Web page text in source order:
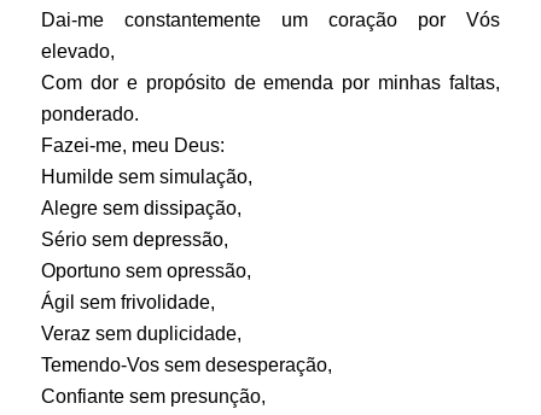
Dai-me constantemente um coração por Vós
elevado,
Com dor e propósito de emenda por minhas faltas,
ponderado.
Fazei-me, meu Deus:
Humilde sem simulação,
Alegre sem dissipação,
Sério sem depressão,
Oportuno sem opressão,
Ágil sem frivolidade,
Veraz sem duplicidade,
Temendo-Vos sem desesperação,
Confiante sem presunção,